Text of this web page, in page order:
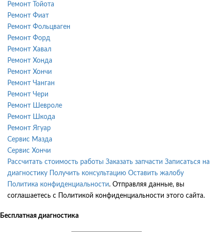
Ремонт Тойота
Ремонт Фиат
Ремонт Фольцваген
Ремонт Форд
Ремонт Хавал
Ремонт Хонда
Ремонт Хончи
Ремонт Чанган
Ремонт Чери
Ремонт Шевроле
Ремонт Шкода
Ремонт Ягуар
Сервис Мазда
Сервис Хончи
Рассчитать стоимость работы Заказать запчасти Записаться на
диагностику
Получить консультацию Оставить жалобу
Политика конфиденциальности. Отправляя данные, вы
соглашаетесь с Политикой конфиденциальности этого сайта.
Бесплатная диагностика